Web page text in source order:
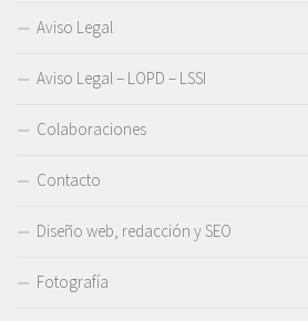
Aviso Legal
Aviso Legal – LOPD – LSSI
Colaboraciones
Contacto
Diseño web, redacción y SEO
Fotografía